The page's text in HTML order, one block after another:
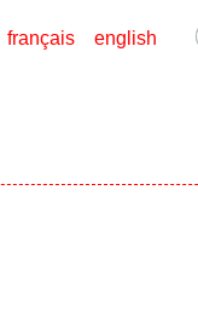
english
français